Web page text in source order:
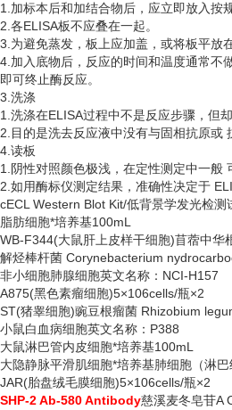
1.加标本后和加结合物后，应立即放入按
2.各ELISA板不应叠在一起。
3.为避免蒸发，板上应加盖，或将板平放
4.加入底物后，反应的时间和温度通常不
即可终止酶反应。
3.洗涤
1.洗涤在ELISA过程中不是反应步骤，但
2.目的是洗去反应液中没有与固相抗原或
4.读板
1.阴性对照颜色极浅，在定性测定中一般
2.如用酶标仪测定结果，准确性决定于
cECL Western Blot Kit/低背景学发光检
脂肪细胞*培养基100mL
WB-F344(大鼠肝上皮样干细胞)苜蓿中华
解烃棒杆菌 Corynebacterium
非小细胞肺腺细胞英文名称： NCI-H157
A875(黑色素瘤细胞)5×106cells/瓶×2
ST(猪睾细胞)豌豆根瘤菌 Rhizobium
小鼠白血病细胞英文名称： P388
大鼠淋巴管内皮细胞*培养基100mL
大隐静脉平滑肌细胞*培养基肺细胞（淋巴
JAR(胎盘绒毛膜细胞)5×106cells/瓶×2
SHP-2 Ab-580 Antibody慈溪麦冬皂苷A